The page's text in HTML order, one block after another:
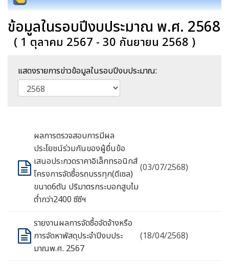
ข้อมูลในรอบปีงบประมาณ พ.ศ. 2568
( 1 ตุลาคม 2567 - 30 กันยายน 2568 )
แสดงรายการข่าวข้อมูลในรอบปีงบประมาณ:
ผลการตรวจสอบการมีผล
ประโยชน์ร่วมกันของผู้ยื่นข้อ
เสนอประกวดราคาอิเล็กทรอนิกส์
โครงการจัดซื้อรถบรรทุก(ดีเซล)
ขนาด6ตัน ปริมาตรกระบอกสูบไม
ต่ำกว่า2400 ซีซีฯ
(03/07/2568)
รายงานผลการจัดซื้อจัดจ้างหรือ
การจัดหาพัสดุประจำปีงบประ
มาณพ.ศ. 2567
(18/04/2568)